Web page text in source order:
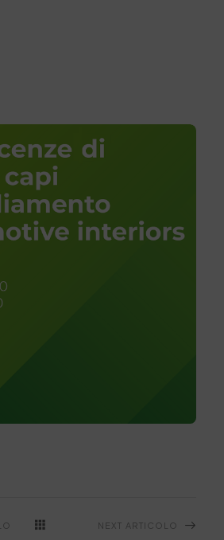
NEXT ARTICOLO